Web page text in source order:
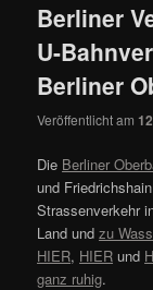
Berliner
U-
Berliner
Veröffentlicht am
Die Berliner
und
Strassenverkehr
Land undzu
HIER, HIER und
ganz ruhig.